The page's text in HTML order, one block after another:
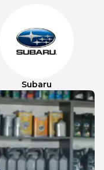
Subaru